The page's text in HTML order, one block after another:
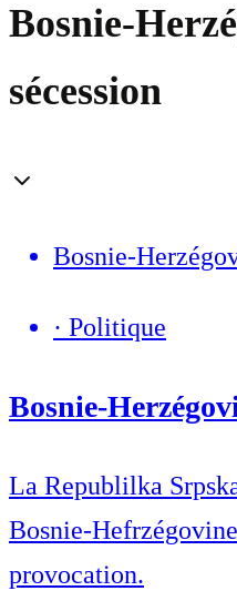
Bosnie-
sécession
Bosnie-
· Politique
Bosnie-
La Republilka
Bosnie-
provocation.